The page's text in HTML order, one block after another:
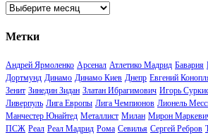
Архивы
Метки
Андрей Ярмоленко Арсенал Атлетико Мадрид Бавария
Дортмунд Динамо Динамо Киев Днепр Евгений
Зенит Зинедин Зидан Златан Ибрагимович Игорь
Ливерпуль Лига Европы Лига Чемпионов Лионель
Манчестер Юнайтед Металлист Милан Мирон
ПСЖ Реал Реал Мадрид Рома Севилья Сергей Ребров